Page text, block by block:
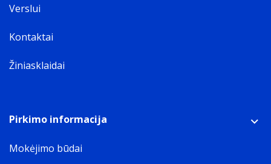
Verslui
Kontaktai
Žiniasklaidai
Pirkimo informacija
Mokėjimo būdai